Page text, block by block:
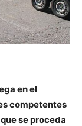
en el
competentes
se proceda